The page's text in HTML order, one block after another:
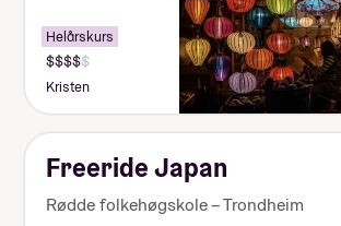
Helårskurs
Kristen
Freeride Japan
Rødde folkehøgskole – Trondheim